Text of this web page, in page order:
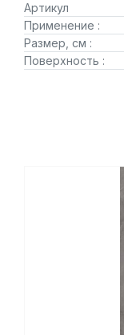
Артикул
Применение :
Размер, см :
Поверхность :